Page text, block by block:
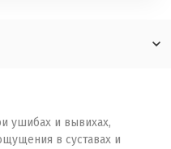
ушибах и вывихах,
в суставах и